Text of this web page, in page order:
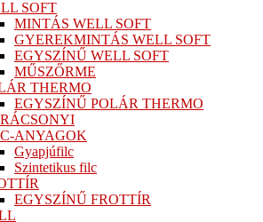
SOFT
MINTÁS WELL SOFT
GYEREKMINTÁS WELL SOFT
EGYSZÍNŰ WELL SOFT
MŰSZŐRME
THERMO
EGYSZÍNŰ POLÁR THERMO
ANYAGOK
Gyapjúfilc
Szintetikus filc
EGYSZÍNŰ FROTTÍR